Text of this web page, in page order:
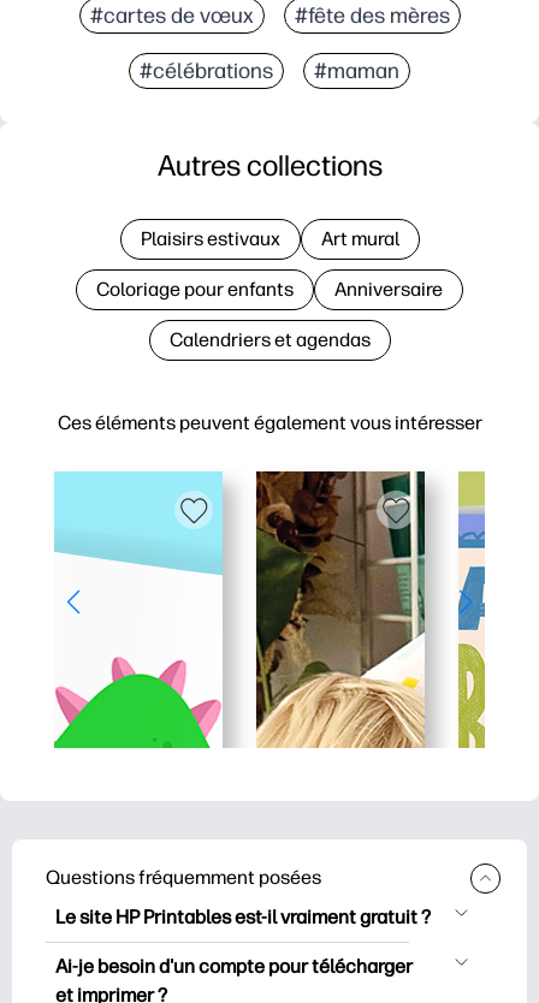
#cartes de vœux #fête des mères
#célébrations #maman
Ces éléments peuvent également vous intéresser
Autres collections
Plaisirs estivaux Art mural
Coloriage pour enfants Anniversaire
Calendriers et agendas
Questions fréquemment posées
Le site HP Printables est-il vraiment gratuit ?
HP Printables propose plus de 2500
documents imprimables gratuits à
Ai-je besoin d'un compte pour télécharger
et imprimer ?